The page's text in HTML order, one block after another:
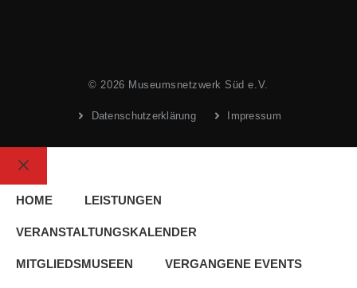
© 2026 Museumsnetzwerk Süd e.V.
Datenschutzerklärung Impressum
Schließen
HOME LEISTUNGEN
VERANSTALTUNGSKALENDER
MITGLIEDSMUSEEN VERGANGENE EVENTS